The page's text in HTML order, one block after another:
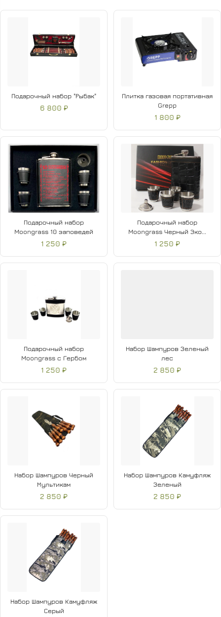
• Ложки 4 шт
Все это упаковано в прочный кейс, обтянутый
качественной эко-кожей, отделка внутри-красная
бархатная ткань.
Подарочный набор "Рыбак"
6 800 ₽
Плитка газовая портативная
Grepp
1 800 ₽
Подарочный набор
Moongrass 10 заповедей
1 250 ₽
Подарочный набор
Moongrass Черный Эко...
1 250 ₽
Подарочный набор
Moongrass с Гербом
1 250 ₽
Набор Шампуров Зеленый
лес
2 850 ₽
Набор Шампуров Черный
Мультикам
2 850 ₽
Набор Шампуров Камуфляж
Зеленый
2 850 ₽
Набор Шампуров Камуфляж
Серый